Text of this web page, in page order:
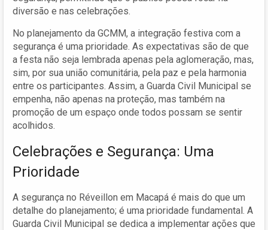
diversão e nas celebrações.
No planejamento da GCMM, a integração festiva com a
segurança é uma prioridade. As expectativas são de que
a festa não seja lembrada apenas pela aglomeração, mas,
sim, por sua união comunitária, pela paz e pela harmonia
entre os participantes. Assim, a Guarda Civil Municipal se
empenha, não apenas na proteção, mas também na
promoção de um espaço onde todos possam se sentir
acolhidos.
Celebrações e Segurança: Uma
Prioridade
A segurança no Réveillon em Macapá é mais do que um
detalhe do planejamento; é uma prioridade fundamental. A
Guarda Civil Municipal se dedica a implementar ações que